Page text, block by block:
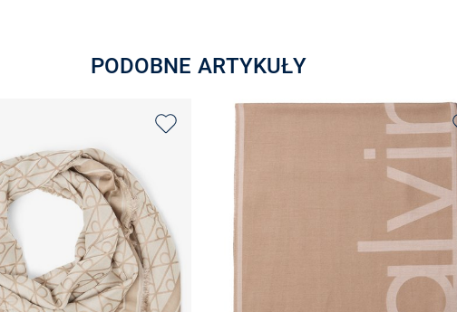
PODOBNE ARTYKUŁY